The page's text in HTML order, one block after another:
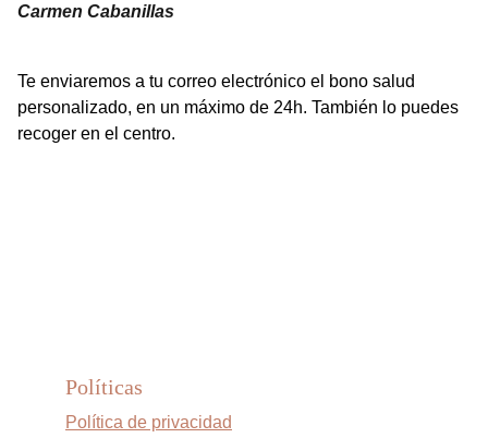
Carmen Cabanillas
Te enviaremos a tu correo electrónico el bono salud
personalizado, en un máximo de 24h. También lo puedes
recoger en el centro.
Políticas
Política de privacidad